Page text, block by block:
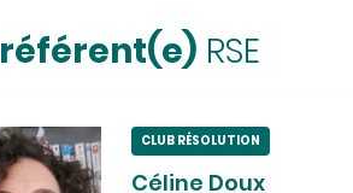
référent(e) RSE
CLUB RÉSOLUTION
Céline Doux